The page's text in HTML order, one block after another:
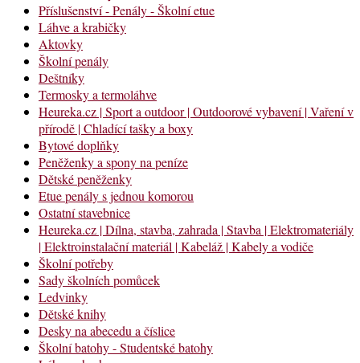
Příslušenství - Penály - Školní etue
Láhve a krabičky
Aktovky
Školní penály
Deštníky
Termosky a termoláhve
Heureka.cz | Sport a outdoor | Outdoorové vybavení | Vaření v
přírodě | Chladící tašky a boxy
Bytové doplňky
Peněženky a spony na peníze
Dětské peněženky
Etue penály s jednou komorou
Ostatní stavebnice
Heureka.cz | Dílna, stavba, zahrada | Stavba | Elektromateriály
| Elektroinstalační materiál | Kabeláž | Kabely a vodiče
Školní potřeby
Sady školních pomůcek
Ledvinky
Dětské knihy
Desky na abecedu a číslice
Školní batohy - Studentské batohy